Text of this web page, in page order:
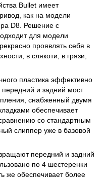
Bullet имеет
как на модели
D8. Решение с
для модели
проявлять себя в
в слякоти, в грязи,
пластика эффективно
и задний мост
снабженный двумя
обеспечивает
со стандартным
слиппер уже в базовой
передний и задний
по 4 шестеренки
же обеспечивает более